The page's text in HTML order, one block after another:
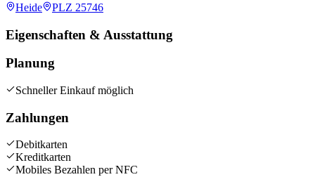
Heide PLZ 25746
Eigenschaften & Ausstattung
Planung
Schneller Einkauf möglich
Zahlungen
Debitkarten
Kreditkarten
Mobiles Bezahlen per NFC